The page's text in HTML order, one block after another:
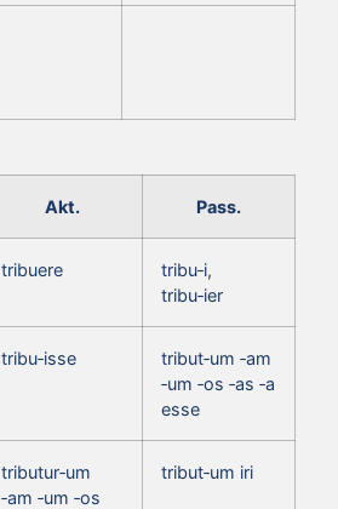
Akt. Pass.
tribuere
tribu‑i,
tribu‑ier
tribu‑isse
tribut‑um ‑am
‑um ‑os ‑as ‑a
esse
tributur‑um
‑am ‑um ‑os
tribut‑um iri